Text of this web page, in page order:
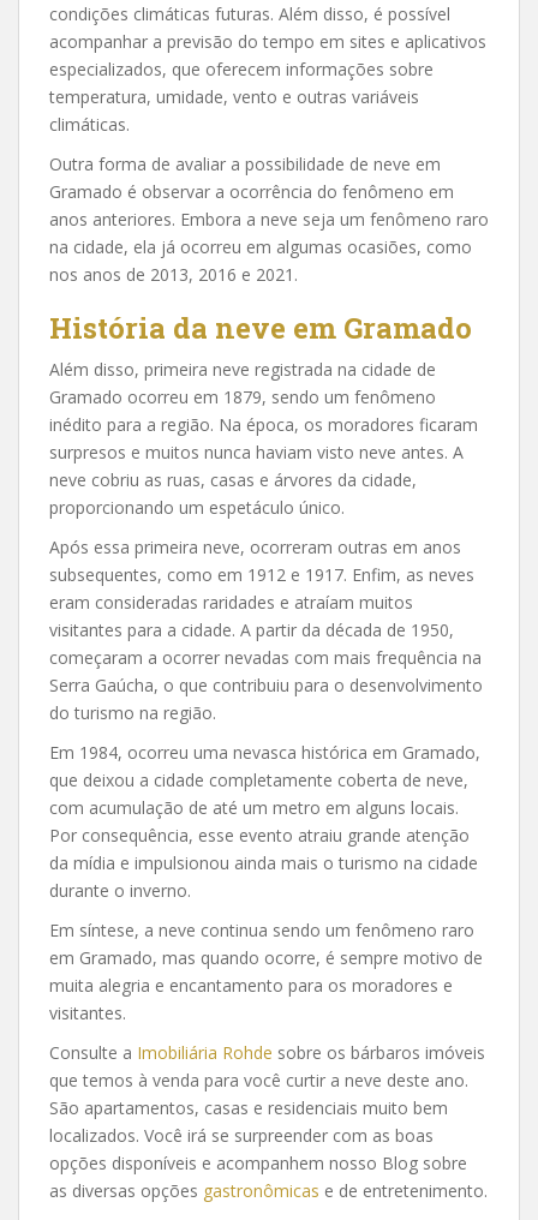
condições climáticas futuras. Além disso, é possível
acompanhar a previsão do tempo em sites e aplicativos
especializados, que oferecem informações sobre
temperatura, umidade, vento e outras variáveis
climáticas.
Outra forma de avaliar a possibilidade de neve em
Gramado é observar a ocorrência do fenômeno em
anos anteriores. Embora a neve seja um fenômeno raro
na cidade, ela já ocorreu em algumas ocasiões, como
nos anos de 2013, 2016 e 2021.
História da neve em Gramado
Além disso, primeira neve registrada na cidade de
Gramado ocorreu em 1879, sendo um fenômeno
inédito para a região. Na época, os moradores ficaram
surpresos e muitos nunca haviam visto neve antes. A
neve cobriu as ruas, casas e árvores da cidade,
proporcionando um espetáculo único.
Após essa primeira neve, ocorreram outras em anos
subsequentes, como em 1912 e 1917. Enfim, as neves
eram consideradas raridades e atraíam muitos
visitantes para a cidade. A partir da década de 1950,
começaram a ocorrer nevadas com mais frequência na
Serra Gaúcha, o que contribuiu para o desenvolvimento
do turismo na região.
Em 1984, ocorreu uma nevasca histórica em Gramado,
que deixou a cidade completamente coberta de neve,
com acumulação de até um metro em alguns locais.
Por consequência, esse evento atraiu grande atenção
da mídia e impulsionou ainda mais o turismo na cidade
durante o inverno.
Em síntese, a neve continua sendo um fenômeno raro
em Gramado, mas quando ocorre, é sempre motivo de
muita alegria e encantamento para os moradores e
visitantes.
Consulte a Imobiliária Rohde sobre os bárbaros imóveis
que temos à venda para você curtir a neve deste ano.
São apartamentos, casas e residenciais muito bem
localizados. Você irá se surpreender com as boas
opções disponíveis e acompanhem nosso Blog sobre
as diversas opções gastronômicas e de entretenimento.